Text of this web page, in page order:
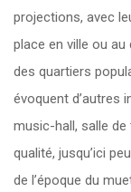
projections, avec
place en ville ou
des quartiers
évoquent d’autres
music-hall, salle de
qualité, jusqu’ici
de l’époque du